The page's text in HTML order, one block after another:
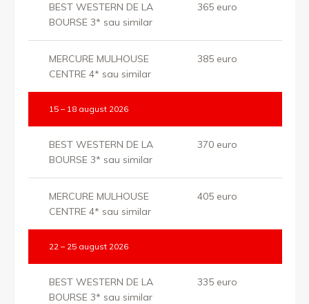
BEST WESTERN DE LA
BOURSE 3* sau similar
365 euro
MERCURE MULHOUSE
CENTRE 4* sau similar
385 euro
15 – 18 august 2026
BEST WESTERN DE LA
BOURSE 3* sau similar
370 euro
MERCURE MULHOUSE
CENTRE 4* sau similar
405 euro
22 – 25 august 2026
BEST WESTERN DE LA
BOURSE 3* sau similar
335 euro